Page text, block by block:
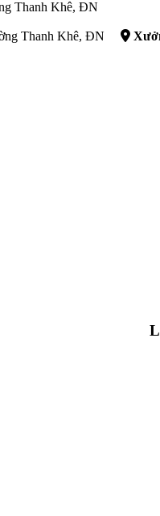
Thanh Khê, ĐN
Thanh Khê, ĐN